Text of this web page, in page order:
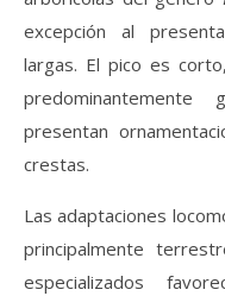
excepción al
largas. El pico es
predominantemente
presentan
crestas.
Las adaptaciones
principalmente
especializados